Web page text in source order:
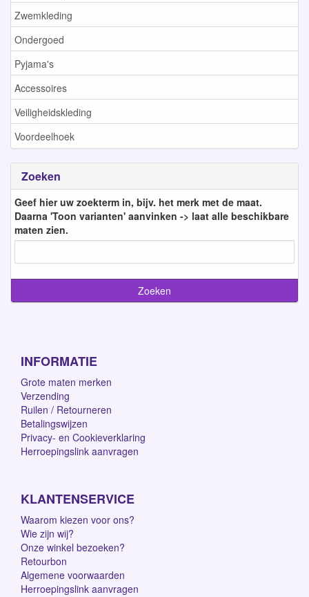
Zwemkleding
Ondergoed
Pyjama's
Accessoires
Veiligheidskleding
Voordeelhoek
Zoeken
Geef hier uw zoekterm in, bijv. het merk met de maat.
Daarna 'Toon varianten' aanvinken -> laat alle beschikbare
maten zien.
INFORMATIE
Grote maten merken
Verzending
Ruilen / Retourneren
Betalingswijzen
Privacy- en Cookieverklaring
Herroepingslink aanvragen
KLANTENSERVICE
Waarom kiezen voor ons?
Wie zijn wij?
Onze winkel bezoeken?
Retourbon
Algemene voorwaarden
Herroepingslink aanvragen